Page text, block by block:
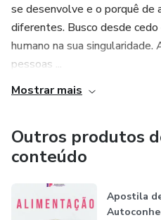
se desenvolve e o porquê de
diferentes. Busco desde
humano na sua
pessoas ...
Mostrar mais
Outros produtos
conteúdo
Apostila